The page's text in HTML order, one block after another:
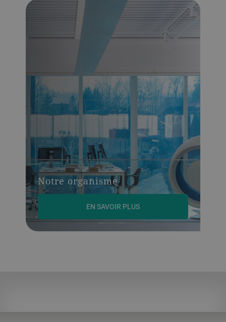
Notre organisme
EN SAVOIR PLUS